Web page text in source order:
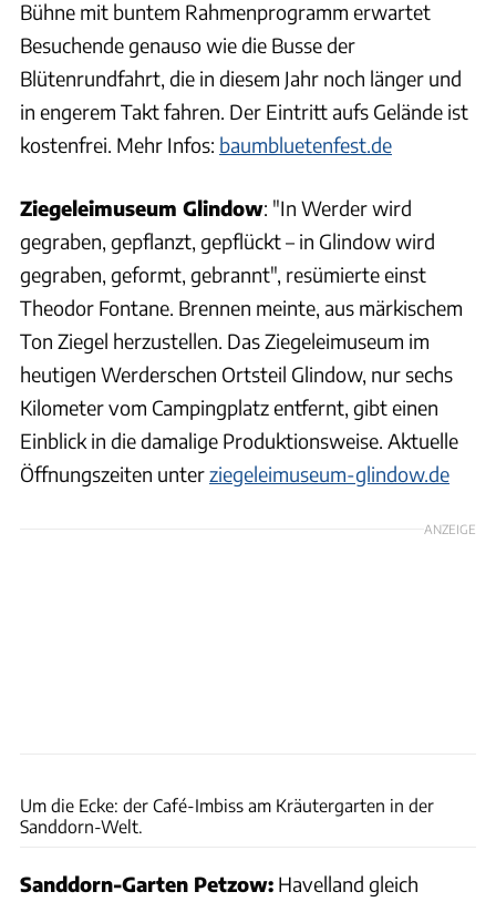
Bühne mit buntem Rahmenprogramm erwartet
Besuchende genauso wie die Busse der
Blütenrundfahrt, die in diesem Jahr noch länger und
in engerem Takt fahren. Der Eintritt aufs Gelände ist
kostenfrei. Mehr Infos: baumbluetenfest.de
Ziegeleimuseum Glindow: "In Werder wird
gegraben, gepflanzt, gepflückt – in Glindow wird
gegraben, geformt, gebrannt", resümierte einst
Theodor Fontane. Brennen meinte, aus märkischem
Ton Ziegel herzustellen. Das Ziegeleimuseum im
heutigen Werderschen Ortsteil Glindow, nur sechs
Kilometer vom Campingplatz entfernt, gibt einen
Einblick in die damalige Produktionsweise. Aktuelle
Öffnungszeiten unterziegeleimuseum-glindow.de
ANZEIGE
Um die Ecke: der Café-Imbiss am Kräutergarten in der
Sanddorn-Welt.
Sanddorn-Garten Petzow: Havelland gleich